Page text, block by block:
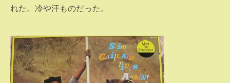
れた。冷や汗ものだった。